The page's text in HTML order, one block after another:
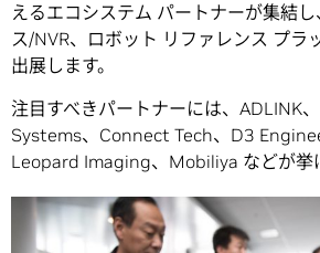
えるエコシステム パートナーが集結
ス/NVR、ロボット リファレンス プラ
出展します。
注目すべきパートナーには、ADLINK
Systems、Connect Tech、D3
Leopard Imaging、Mobiliya などが挙